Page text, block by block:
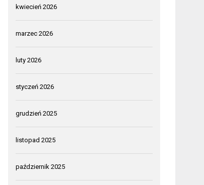
kwiecień 2026
marzec 2026
luty 2026
styczeń 2026
grudzień 2025
listopad 2025
październik 2025